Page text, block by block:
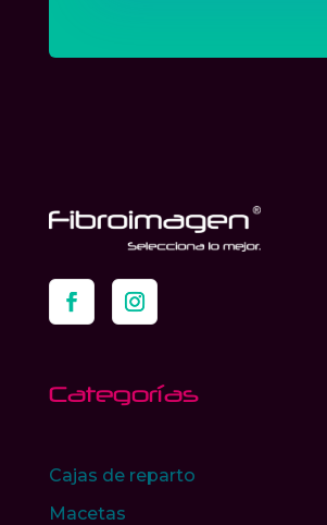
Categorías
Cajas de reparto
Macetas